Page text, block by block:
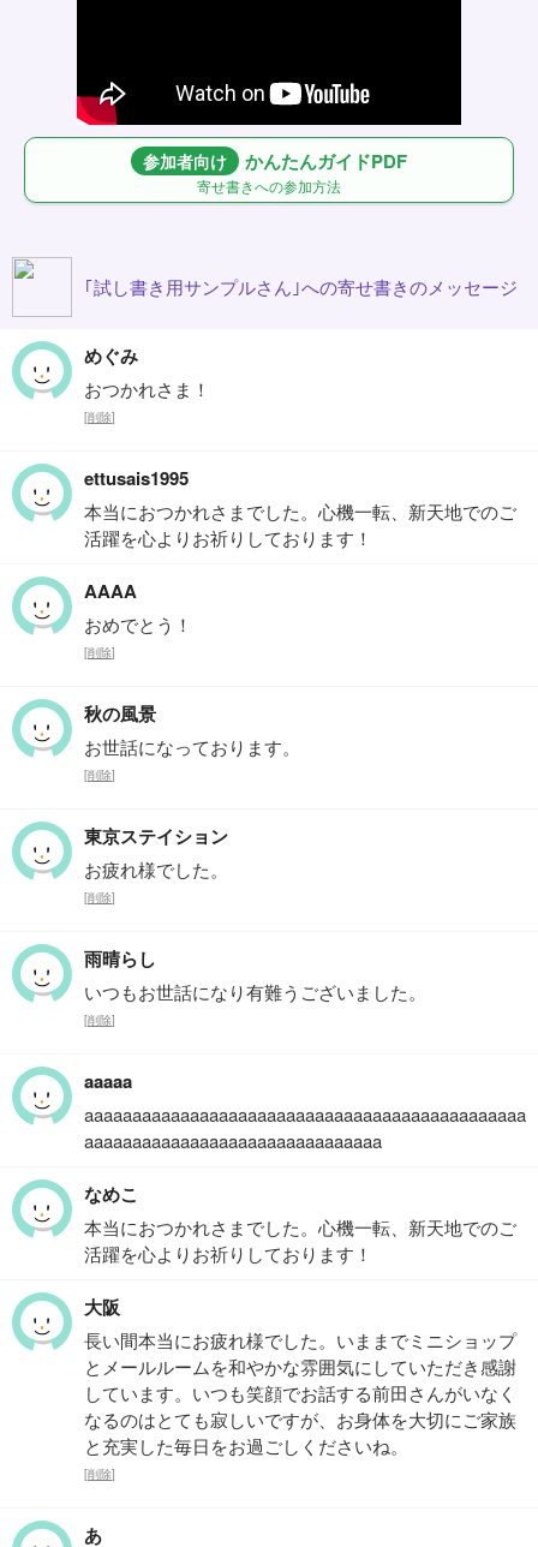
参加者向け かんたんガイドPDF
寄せ書きへの参加方法
｢試し書き用サンプルさん｣への寄せ書きのメッセージ
めぐみ
おつかれさま！
[削除]
ettusais1995
本当におつかれさまでした。心機一転、新天地でのご
活躍を心よりお祈りしております！
AAAA
おめでとう！
[削除]
秋の風景
お世話になっております。
[削除]
東京ステイション
お疲れ様でした。
[削除]
雨晴らし
いつもお世話になり有難うございました。
[削除]
aaaaa
aaaaaaaaaaaaaaaaaaaaaaaaaaaaaaaaaaaaaaaaaaaaaa
aaaaaaaaaaaaaaaaaaaaaaaaaaaaaaa
なめこ
本当におつかれさまでした。心機一転、新天地でのご
活躍を心よりお祈りしております！
大阪
長い間本当にお疲れ様でした。いままでミニショップ
とメールルームを和やかな雰囲気にしていただき感謝
しています。いつも笑顔でお話する前田さんがいなく
なるのはとても寂しいですが、お身体を大切にご家族
と充実した毎日をお過ごしくださいね。
[削除]
あ